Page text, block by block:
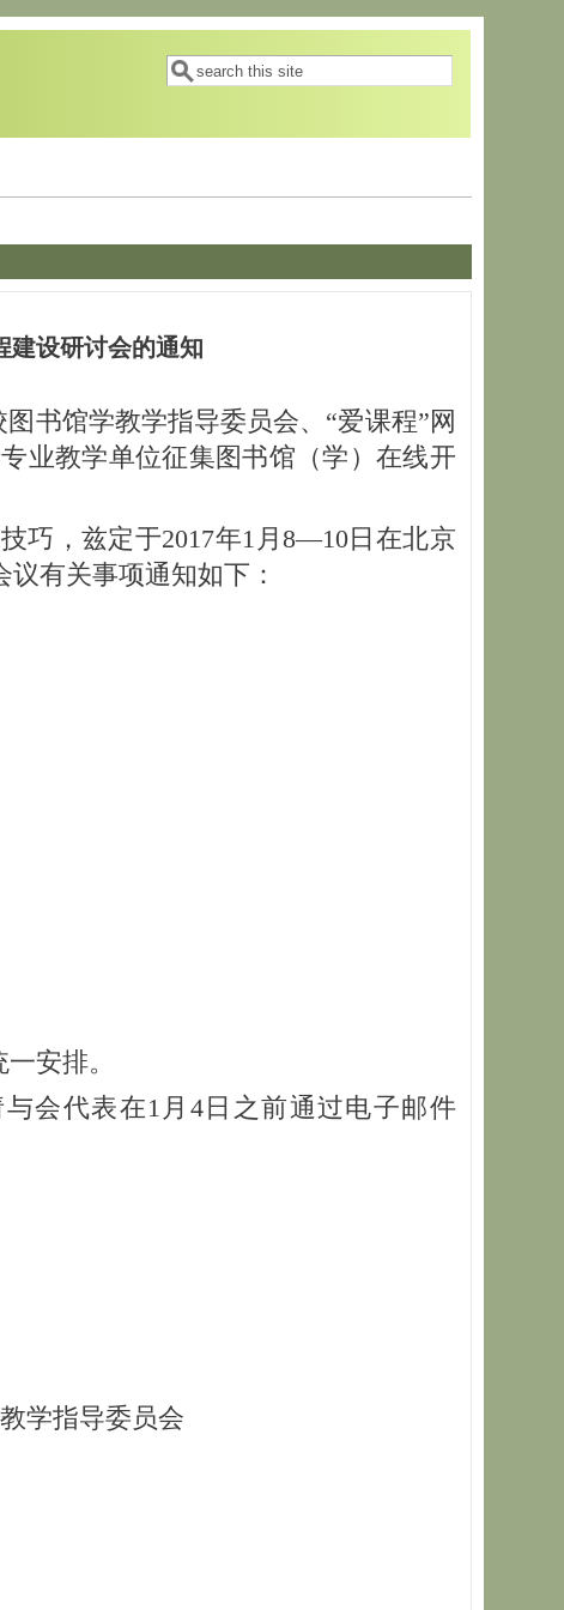
搜索表单
搜索
建设研讨会的通知
书馆学教学指导委员会、“爱课程”网
业教学单位征集图书馆（学）在线开
巧，兹定于2017年1月8—10日在北京
有关事项通知如下：
安排。
会代表在1月4日之前通过电子邮件
学指导委员会